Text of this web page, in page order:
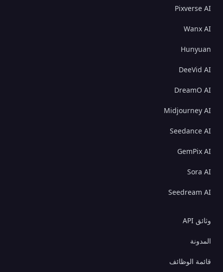
Pixverse AI
Wanx AI
Hunyuan
DeeVid AI
DreamO AI
Midjourney AI
Seedance AI
GemPix AI
Sora AI
Seedream AI
وثائق API
المدونة
قائمة الوظائف